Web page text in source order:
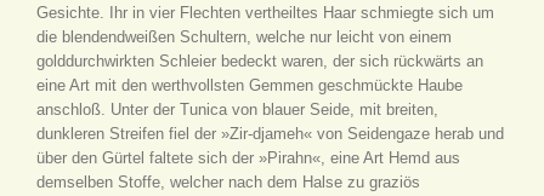
Gesichte. Ihr in vier Flechten vertheiltes Haar schmiegte sich um
die blendendweißen Schultern, welche nur leicht von einem
golddurchwirkten Schleier bedeckt waren, der sich rückwärts an
eine Art mit den werthvollsten Gemmen geschmückte Haube
anschloß. Unter der Tunica von blauer Seide, mit breiten,
dunkleren Streifen fiel der »Zir-djameh« von Seidengaze herab und
über den Gürtel faltete sich der »Pirahn«, eine Art Hemd aus
demselben Stoffe, welcher nach dem Halse zu graziös